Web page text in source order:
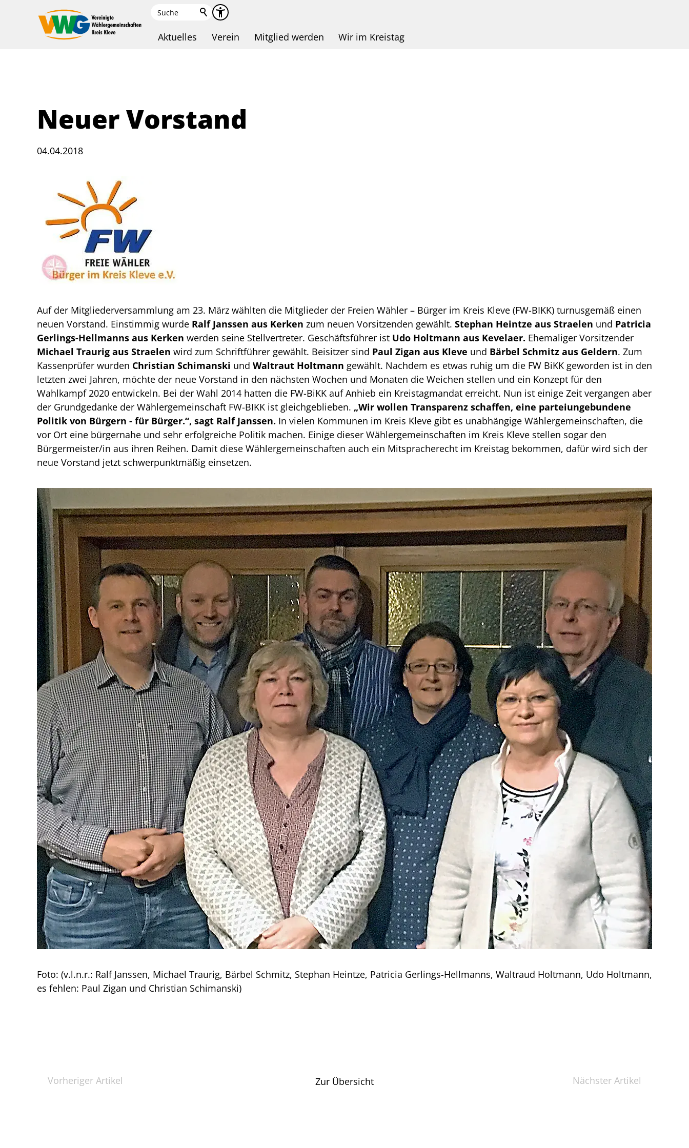
Aktuelles Verein Mitglied werden Wir im Kreistag
Neuer Vorstand
04.04.2018
Auf der Mitgliederversammlung am 23. März wählten die Mitglieder der Freien Wähler – Bürger im Kreis Kleve (FW-BIKK) turnusgemäß einen
neuen Vorstand. Einstimmig wurde Ralf Janssen aus Kerken zum neuen Vorsitzenden gewählt. Stephan Heintze aus Straelen und Patricia
Gerlings-Hellmanns aus Kerken werden seine Stellvertreter. Geschäftsführer ist Udo Holtmann aus Kevelaer. Ehemaliger Vorsitzender
Michael Traurig aus Straelen wird zum Schriftführer gewählt. Beisitzer sind Paul Zigan aus Kleve und Bärbel Schmitz aus Geldern. Zum
Kassenprüfer wurden Christian Schimanski und Waltraut Holtmann gewählt. Nachdem es etwas ruhig um die FW BiKK geworden ist in den
letzten zwei Jahren, möchte der neue Vorstand in den nächsten Wochen und Monaten die Weichen stellen und ein Konzept für den
Wahlkampf 2020 entwickeln. Bei der Wahl 2014 hatten die FW-BiKK auf Anhieb ein Kreistagmandat erreicht. Nun ist einige Zeit vergangen aber
der Grundgedanke der Wählergemeinschaft FW-BIKK ist gleichgeblieben. „Wir wollen Transparenz schaffen, eine parteiungebundene
Politik von Bürgern - für Bürger.“, sagt Ralf Janssen. In vielen Kommunen im Kreis Kleve gibt es unabhängige Wählergemeinschaften, die
vor Ort eine bürgernahe und sehr erfolgreiche Politik machen. Einige dieser Wählergemeinschaften im Kreis Kleve stellen sogar den
Bürgermeister/in aus ihren Reihen. Damit diese Wählergemeinschaften auch ein Mitspracherecht im Kreistag bekommen, dafür wird sich der
neue Vorstand jetzt schwerpunktmäßig einsetzen.
Foto: (v.l.n.r.: Ralf Janssen, Michael Traurig, Bärbel Schmitz, Stephan Heintze, Patricia Gerlings-Hellmanns, Waltraud Holtmann, Udo Holtmann,
es fehlen: Paul Zigan und Christian Schimanski)
Vorheriger Artikel Zur Übersicht Nächster Artikel